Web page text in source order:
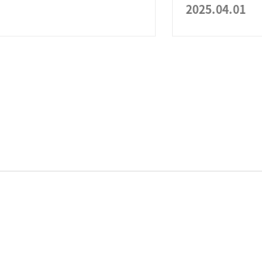
2025.04.01